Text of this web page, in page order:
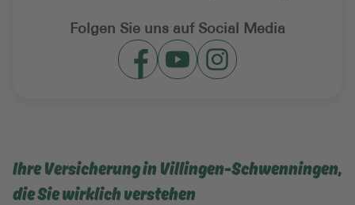
Folgen Sie uns auf Social Media
Ihre Versicherung in Villingen-Schwenningen,
die Sie wirklich verstehen